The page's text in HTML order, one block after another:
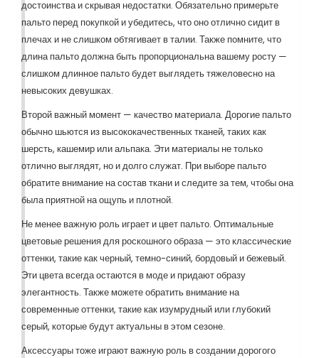
достоинства и скрывая недостатки. Обязательно примерьте
пальто перед покупкой и убедитесь, что оно отлично сидит в
плечах и не слишком обтягивает в талии. Также помните, что
длина пальто должна быть пропорциональна вашему росту —
слишком длинное пальто будет выглядеть тяжеловесно на
невысоких девушках.
Второй важный момент — качество материала. Дорогие пальто
обычно шьются из высококачественных тканей, таких как
шерсть, кашемир или альпака. Эти материалы не только
отлично выглядят, но и долго служат. При выборе пальто
обратите внимание на состав ткани и следите за тем, чтобы она
была приятной на ощупь и плотной.
Не менее важную роль играет и цвет пальто. Оптимальные
цветовые решения для роскошного образа — это классические
оттенки, такие как черный, темно-синий, бордовый и бежевый.
Эти цвета всегда остаются в моде и придают образу
элегантность. Также можете обратить внимание на
современные оттенки, такие как изумрудный или глубокий
серый, которые будут актуальны в этом сезоне.
Аксессуары тоже играют важную роль в создании дорогого